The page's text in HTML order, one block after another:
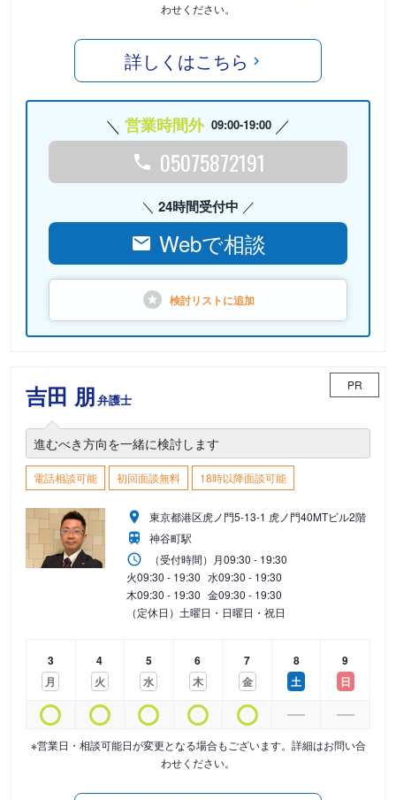
わせください。
詳しくはこちら
営業時間外 09:00-19:00
05075872191
24時間受付中
Webで相談
検討リストに追加
吉田 朋弁護士
PR
進むべき方向を一緒に検討します
電話相談可能 初回面談無料 18時以降面談可能
東京都港区虎ノ門5-13-1 虎ノ門40MTビル2階
神谷町駅
（受付時間） 月09:30 - 19:30
火09:30 - 19:30 水09:30 - 19:30
木09:30 - 19:30 金09:30 - 19:30
（定休日）土曜日・日曜日・祝日
3
月
4
火
5
水
6
木
7
金
8
土
9
日
※営業日・相談可能日が変更となる場合もございます。詳細はお問い合
わせください。